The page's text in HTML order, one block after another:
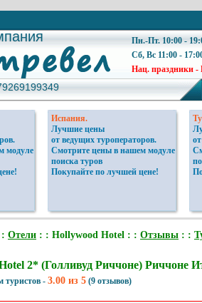
Пн.-Пт. 10:00 -
Сб, Вс 11:00 -
Нац.
модуле
Испания.
Лучшие цены
от ведущих туроператоров.
Смотрите цены в нашем модуле
поиска туров
Покупайте по лучшей цене!
Отели : : Hollywood Hotel : : Отзывы : :
2* (Голливуд Риччоне) Риччоне
туристов - 3.00 из 5 (9 отзывов)